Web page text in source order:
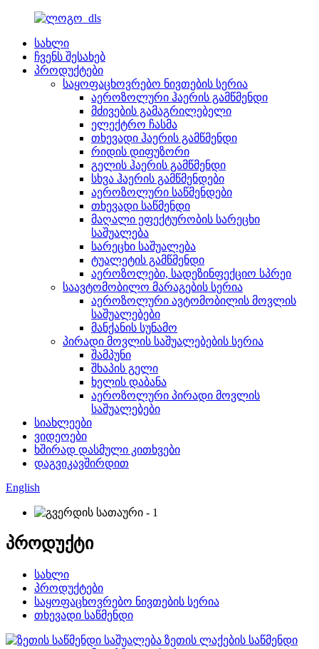
სახლი
ჩვენს შესახებ
პროდუქტები
საყოფაცხოვრებო ნივთების სერია
აეროზოლური ჰაერის გამწმენდი
მძივების გამაგრილებელი
ელექტრო ჩასმა
თხევადი ჰაერის გამწმენდი
რიდის დიფუზორი
გელის ჰაერის გამწმენდი
სხვა ჰაერის გამწმენდები
აეროზოლური საწმენდები
თხევადი საწმენდი
მაღალი ეფექტურობის სარეცხი
საშუალება
სარეცხი საშუალება
ტუალეტის გამწმენდი
აეროზოლები, სადეზინფექციო სპრეი
საავტომობილო მარაგების სერია
აეროზოლური ავტომობილის მოვლის
საშუალებები
მანქანის სუნამო
პირადი მოვლის საშუალებების სერია
შამპუნი
შხაპის გელი
ხელის დაბანა
აეროზოლური პირადი მოვლის
საშუალებები
სიახლეები
ვიდეოები
ხშირად დასმული კითხვები
დაგვიკავშირდით
English
პროდუქტი
სახლი
პროდუქტები
საყოფაცხოვრებო ნივთების სერია
თხევადი საწმენდი